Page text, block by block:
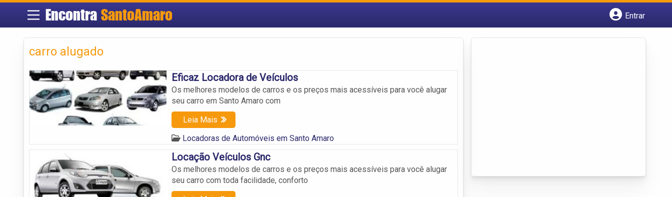
Encontra SantoAmaro
Entrar
carro alugado
Eficaz Locadora de Veículos
Os melhores modelos de carros e os preços mais acessíveis para você alugar
seu carro em Santo Amaro com
Leia Mais
Locadoras de Automóveis em Santo Amaro
Locação Veículos Gnc
Os melhores modelos de carros e os preços mais acessíveis para você alugar
seu carro com toda facilidade, conforto